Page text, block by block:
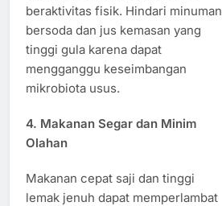
beraktivitas fisik. Hindari minuman
bersoda dan jus kemasan yang
tinggi gula karena dapat
mengganggu keseimbangan
mikrobiota usus.
4. Makanan Segar dan Minim
Olahan
Makanan cepat saji dan tinggi
lemak jenuh dapat memperlambat